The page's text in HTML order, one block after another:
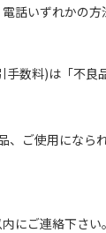
話いずれかの
数料)は「不
、ご使用になら
にご連絡下さ